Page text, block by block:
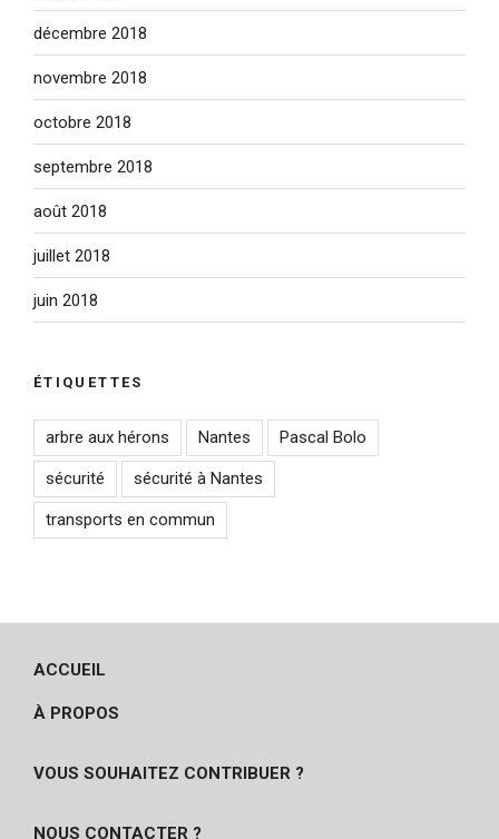
décembre 2018
novembre 2018
octobre 2018
septembre 2018
août 2018
juillet 2018
juin 2018
ÉTIQUETTES
arbre aux hérons Nantes Pascal Bolo
sécurité sécurité à Nantes
transports en commun
ACCUEIL
À PROPOS
VOUS SOUHAITEZ CONTRIBUER ?
NOUS CONTACTER ?